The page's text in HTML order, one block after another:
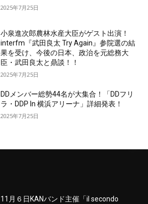
2025年7月25日
小泉進次郎農林水産大臣がゲスト出演！
interfm『武田良太 Try Again』参院選の結
果を受け、今後の日本、政治を元総務大
臣・武田良太と鼎談！！
2025年7月25日
DDメンバー総勢44名が大集合！「DDフリ
ラ・DDP In 横浜アリーナ」詳細発表！
2025年7月25日
11月６日KANバンド主催「il secondo